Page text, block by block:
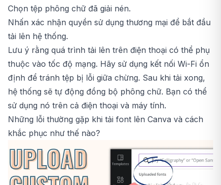
Chọn tệp phông chữ đã giải nén.
Nhấn xác nhận quyền sử dụng thương mại để bắt đầu
tải lên hệ thống.
Lưu ý rằng quá trình tải lên trên điện thoại có thể phụ
thuộc vào tốc độ mạng. Hãy sử dụng kết nối Wi-Fi ổn
định để tránh tệp bị lỗi giữa chừng. Sau khi tải xong,
hệ thống sẽ tự động đồng bộ phông chữ. Bạn có thể
sử dụng nó trên cả điện thoại và máy tính.
Những lỗi thường gặp khi tải font lên Canva và cách
khắc phục như thế nào?